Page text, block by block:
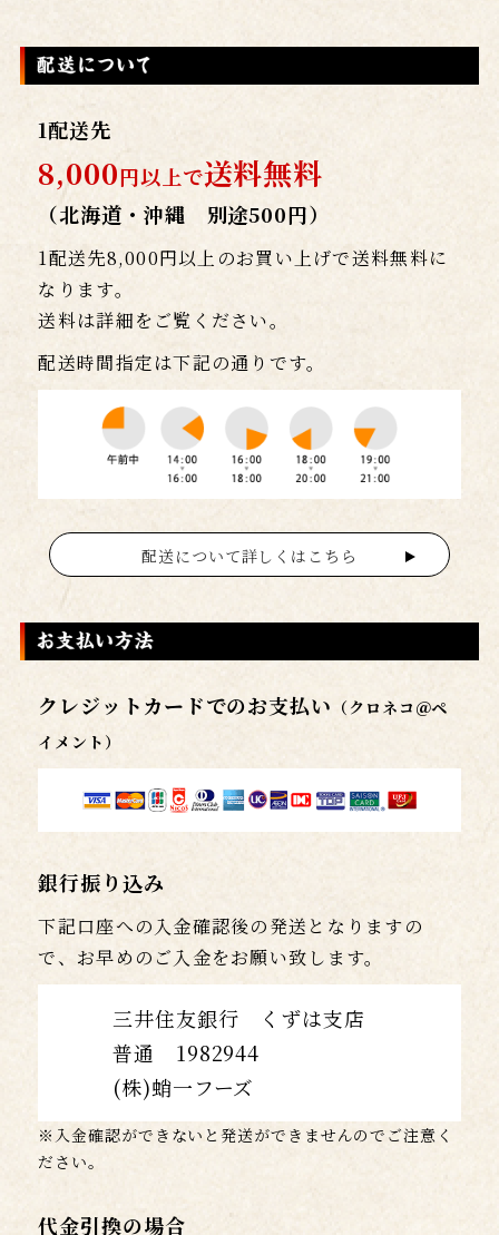
1配送先
8,000円以上で送料無料
（北海道・沖縄 別途500円）
1配送先8,000円以上のお買い上げで送料無料に
なります。
送料は詳細をご覧ください。
配送時間指定は下記の通りです。
配送について詳しくはこちら
クレジットカードでのお支払い （クロネコ＠ペ
イメント）
銀行振り込み
下記口座への入金確認後の発送となりますの
で、お早めのご入金をお願い致します。
三井住友銀行 くずは支店
普通 1982944
(株)蛸一フーズ
※入金確認ができないと発送ができませんのでご注意く
ださい。
代金引換の場合